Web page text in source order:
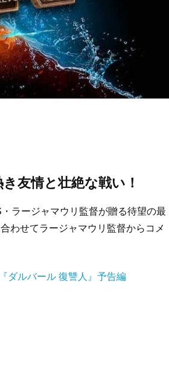
友情と壮絶な戦い！
ラージャマウリ監督が贈る待望の最
わせてラージャマウリ監督からコメ
ダルバール 復讐人』予告編